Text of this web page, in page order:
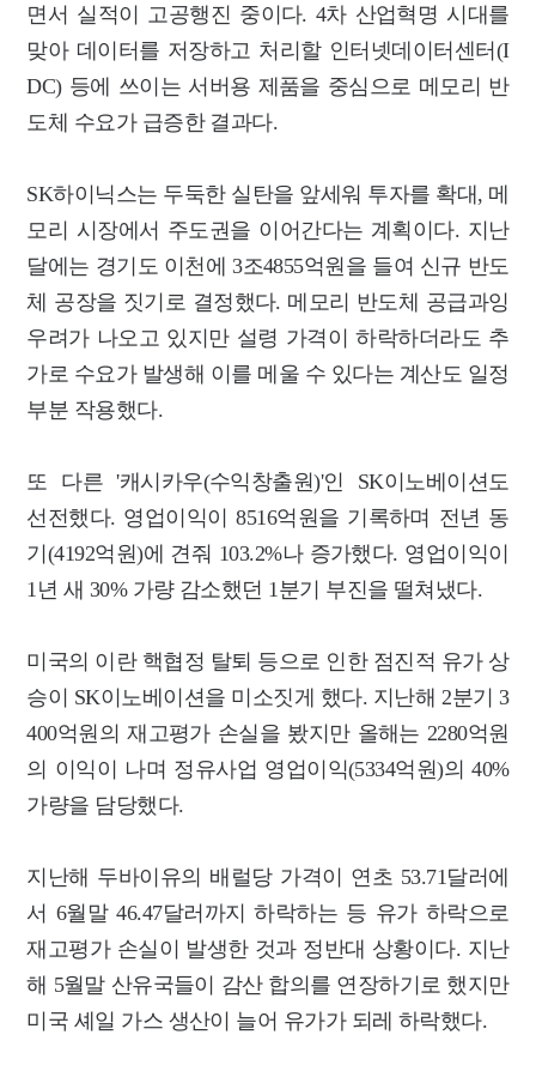
면서 실적이 고공행진 중이다. 4차 산업혁명 시대를
맞아 데이터를 저장하고 처리할 인터넷데이터센터(I
DC) 등에 쓰이는 서버용 제품을 중심으로 메모리 반
도체 수요가 급증한 결과다.
SK하이닉스는 두둑한 실탄을 앞세워 투자를 확대, 메
모리 시장에서 주도권을 이어간다는 계획이다. 지난
달에는 경기도 이천에 3조4855억원을 들여 신규 반도
체 공장을 짓기로 결정했다. 메모리 반도체 공급과잉
우려가 나오고 있지만 설령 가격이 하락하더라도 추
가로 수요가 발생해 이를 메울 수 있다는 계산도 일정
부분 작용했다.
또 다른 '캐시카우(수익창출원)'인 SK이노베이션도
선전했다. 영업이익이 8516억원을 기록하며 전년 동
기(4192억원)에 견줘 103.2%나 증가했다. 영업이익이
1년 새 30% 가량 감소했던 1분기 부진을 떨쳐냈다.
미국의 이란 핵협정 탈퇴 등으로 인한 점진적 유가 상
승이 SK이노베이션을 미소짓게 했다. 지난해 2분기 3
400억원의 재고평가 손실을 봤지만 올해는 2280억원
의 이익이 나며 정유사업 영업이익(5334억원)의 40%
가량을 담당했다.
지난해 두바이유의 배럴당 가격이 연초 53.71달러에
서 6월말 46.47달러까지 하락하는 등 유가 하락으로
재고평가 손실이 발생한 것과 정반대 상황이다. 지난
해 5월말 산유국들이 감산 합의를 연장하기로 했지만
미국 셰일 가스 생산이 늘어 유가가 되레 하락했다.